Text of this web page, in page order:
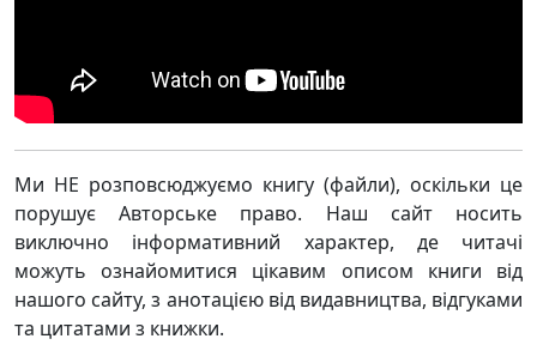
Ми НЕ розповсюджуємо книгу (файли), оскільки це
порушує Авторське право. Наш сайт носить
виключно інформативний характер, де читачі
можуть ознайомитися цікавим описом книги від
нашого сайту, з анотацією від видавництва, відгуками
та цитатами з книжки.